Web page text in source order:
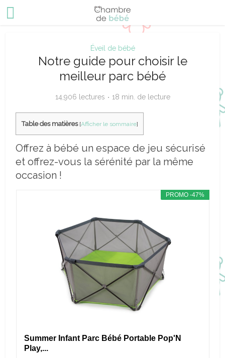
Éveil de bébé
Notre guide pour choisir le
meilleur parc bébé
14,906 lectures 18 min. de lecture
Table des matières [Afficher le sommaire]
Offrez à bébé un espace de jeu sécurisé
et offrez-vous la sérénité par la même
occasion !
PROMO -47%
Summer Infant Parc Bébé Portable Pop'N
Play,...